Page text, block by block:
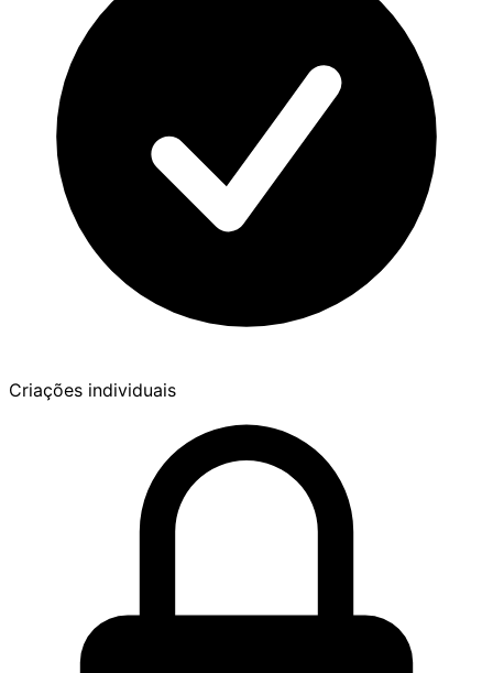
Criações individuais